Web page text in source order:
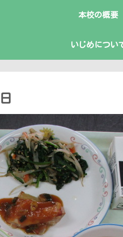
本校の概要
いじめについ